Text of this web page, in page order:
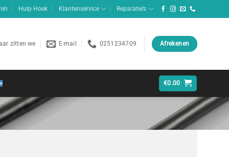
Hulp Hoek Klantenservice Reparatie’s
zitten we E-mail 0251234709 Afrekenen
€0.00